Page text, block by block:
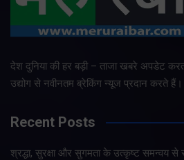
देश दुनिया की हर बड़ी – ताजा खबरे अपडेट
उद्योग से नवीनतम ब्रेकिंग न्यूज प्रदान करते हैं।
Recent Posts
श्रद्धा, सुरक्षा और सुगमता के उत्कृष्ट समन्वय से